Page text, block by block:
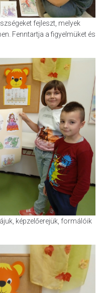
fejleszt, melyek
Fenntartja a figyelmüket és
képzelőerejük, formálóik